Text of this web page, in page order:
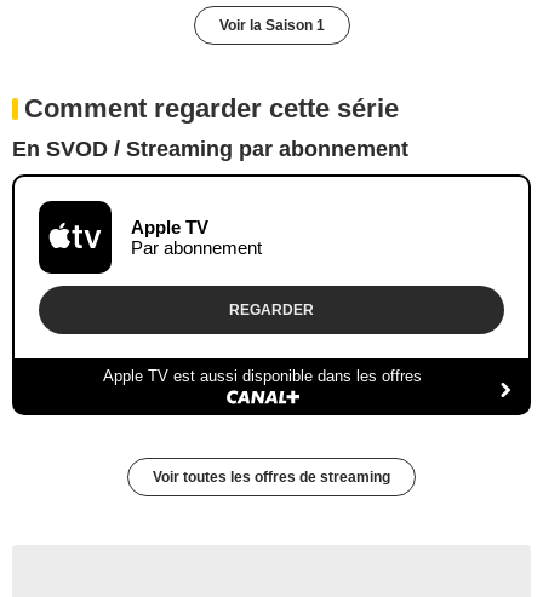
Voir la Saison 1
Comment regarder cette série
En SVOD / Streaming par abonnement
Apple TV
Par abonnement
REGARDER
Apple TV est aussi disponible dans les offres
Voir toutes les offres de streaming